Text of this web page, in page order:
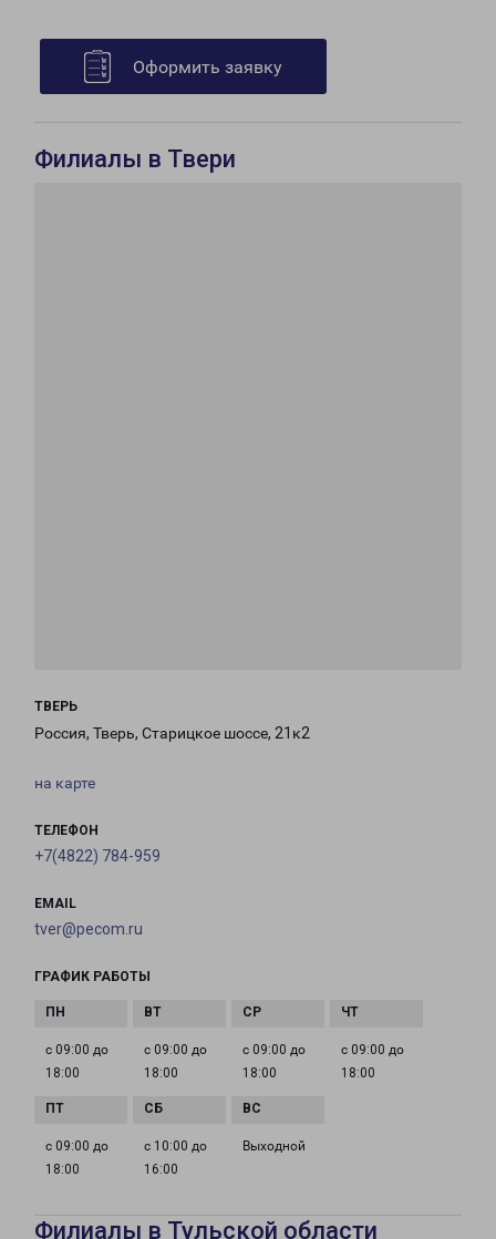
Оформить заявку
Филиалы в Твери
ТВЕРЬ
Россия, Тверь, Старицкое шоссе, 21к2
на карте
ТЕЛЕФОН
+7(4822) 784-959
EMAIL
tver@pecom.ru
ГРАФИК РАБОТЫ
с 09:00 до
18:00
с 09:00 до
18:00
с 09:00 до
18:00
с 09:00 до
18:00
с 09:00 до
18:00
с 10:00 до
16:00
Выходной
Филиалы в Тульской области